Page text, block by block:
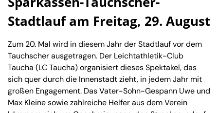
Stadtlauf am Freitag, 29. August
Zum 20. Mal wird in diesem Jahr der Stadtlauf vor dem
Tauchscher ausgetragen. Der Leichtathletik-Club
Taucha (LC Taucha) organisiert dieses Spektakel, das
sich quer durch die Innenstadt zieht, in jedem Jahr mit
großen Engagement. Das Vater-Sohn-Gespann Uwe und
Max Kleine sowie zahlreiche Helfer aus dem Verein